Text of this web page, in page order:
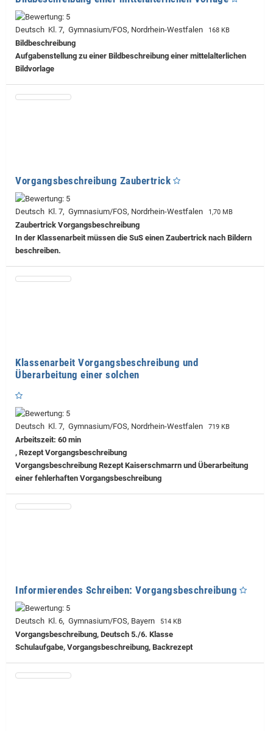
Deutsch Kl. 7, Gymnasium/FOS, Nordrhein-Westfalen 168 KB
Bildbeschreibung
Aufgabenstellung zu einer Bildbeschreibung einer mittelalterlichen
Bildvorlage
Vorgangsbeschreibung Zaubertrick
Deutsch Kl. 7, Gymnasium/FOS, Nordrhein-Westfalen 1,70 MB
Zaubertrick Vorgangsbeschreibung
In der Klassenarbeit müssen die SuS einen Zaubertrick nach Bildern
beschreiben.
Klassenarbeit Vorgangsbeschreibung und
Überarbeitung einer solchen
Deutsch Kl. 7, Gymnasium/FOS, Nordrhein-Westfalen 719 KB
Arbeitszeit: 60 min
, Rezept Vorgangsbeschreibung
Vorgangsbeschreibung Rezept Kaiserschmarrn und Überarbeitung
einer fehlerhaften Vorgangsbeschreibung
Informierendes Schreiben: Vorgangsbeschreibung
Deutsch Kl. 6, Gymnasium/FOS, Bayern 514 KB
Vorgangsbeschreibung, Deutsch 5./6. Klasse
Schulaufgabe, Vorgangsbeschreibung, Backrezept